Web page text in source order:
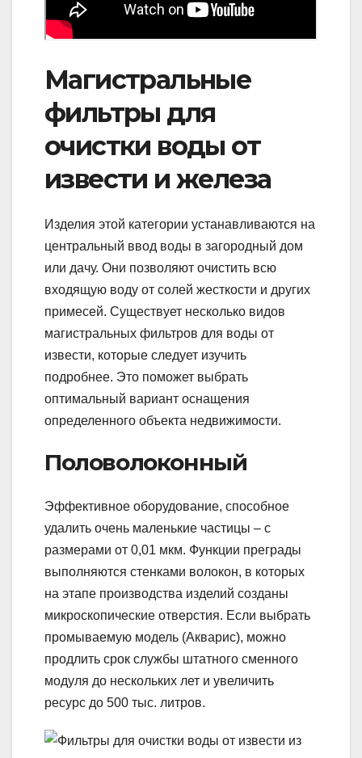
Магистральные
фильтры для
очистки воды от
извести и железа
Изделия этой категории устанавливаются на
центральный ввод воды в загородный дом
или дачу. Они позволяют очистить всю
входящую воду от солей жесткости и других
примесей. Существует несколько видов
магистральных фильтров для воды от
извести, которые следует изучить
подробнее. Это поможет выбрать
оптимальный вариант оснащения
определенного объекта недвижимости.
Половолоконный
Эффективное оборудование, способное
удалить очень маленькие частицы – с
размерами от 0,01 мкм. Функции преграды
выполняются стенками волокон, в которых
на этапе производства изделий созданы
микроскопические отверстия. Если выбрать
промываемую модель (Акварис), можно
продлить срок службы штатного сменного
модуля до нескольких лет и увеличить
ресурс до 500 тыс. литров.